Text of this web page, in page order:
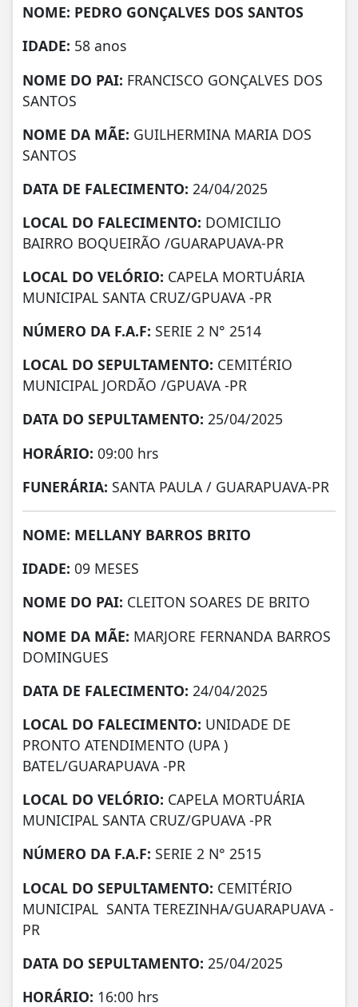
NOME: PEDRO GONÇALVES DOS SANTOS
IDADE: 58 anos
NOME DO PAI: FRANCISCO GONÇALVES DOS
SANTOS
NOME DA MÃE: GUILHERMINA MARIA DOS
SANTOS
DATA DE FALECIMENTO: 24/04/2025
LOCAL DO FALECIMENTO: DOMICILIO
BAIRRO BOQUEIRÃO /GUARAPUAVA-PR
LOCAL DO VELÓRIO: CAPELA MORTUÁRIA
MUNICIPAL SANTA CRUZ/GPUAVA -PR
NÚMERO DA F.A.F: SERIE 2 N° 2514
LOCAL DO SEPULTAMENTO: CEMITÉRIO
MUNICIPAL JORDÃO /GPUAVA -PR
DATA DO SEPULTAMENTO: 25/04/2025
HORÁRIO: 09:00 hrs
FUNERÁRIA: SANTA PAULA / GUARAPUAVA-PR
NOME: MELLANY BARROS BRITO
IDADE: 09 MESES
NOME DO PAI: CLEITON SOARES DE BRITO
NOME DA MÃE: MARJORE FERNANDA BARROS
DOMINGUES
DATA DE FALECIMENTO: 24/04/2025
LOCAL DO FALECIMENTO: UNIDADE DE
PRONTO ATENDIMENTO (UPA )
BATEL/GUARAPUAVA -PR
LOCAL DO VELÓRIO: CAPELA MORTUÁRIA
MUNICIPAL SANTA CRUZ/GPUAVA -PR
NÚMERO DA F.A.F: SERIE 2 N° 2515
LOCAL DO SEPULTAMENTO: CEMITÉRIO
MUNICIPAL SANTA TEREZINHA/GUARAPUAVA -
PR
DATA DO SEPULTAMENTO: 25/04/2025
HORÁRIO: 16:00 hrs